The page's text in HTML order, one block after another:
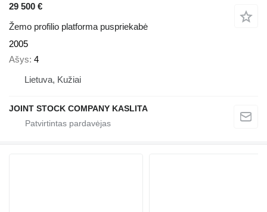
29 500 €
Žemo profilio platforma puspriekabė
2005
Ašys 4
Lietuva, Kužiai
JOINT STOCK COMPANY KASLITA